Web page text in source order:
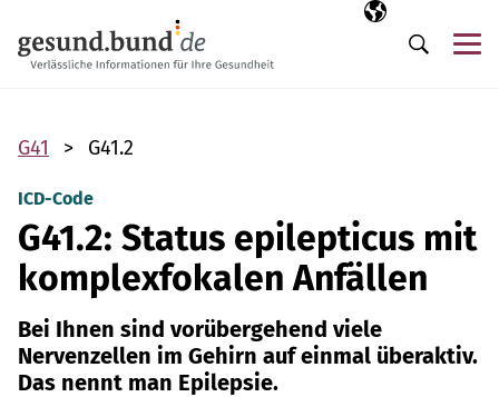
Ausgewählte
DE
Suche
G41 G41.2
ICD-Code
G41.2: Status epilepticus mit
komplexfokalen Anfällen
Bei Ihnen sind vorübergehend viele
Nervenzellen im Gehirn auf einmal überaktiv.
Das nennt man Epilepsie.